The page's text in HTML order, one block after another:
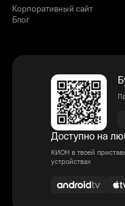
Корпоративный сайт
Блог
Доступно на
КИОН в твоей
устройствах